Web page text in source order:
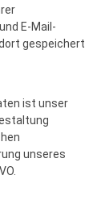
E-Mail-
gespeichert
ist unser
unseres